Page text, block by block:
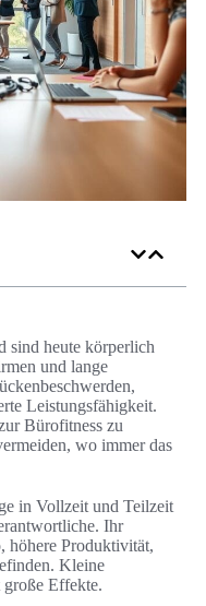
sind heute körperlich
und lange
Leistungsfähigkeit.
Bürofitness zu
wo immer das
in Vollzeit und Teilzeit
Ihr
höhere Produktivität,
Kleine
Effekte.